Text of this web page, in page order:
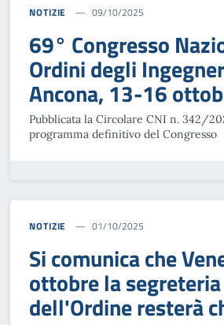
NOTIZIE 09/10/2025
69° Congresso
Ordini degli
Ancona, 13-16
Pubblicata la Circolare CNI n. 342/
programma definitivo del Congresso
NOTIZIE 01/10/2025
Si comunica che
ottobre la segreteria
dell'Ordine resterà